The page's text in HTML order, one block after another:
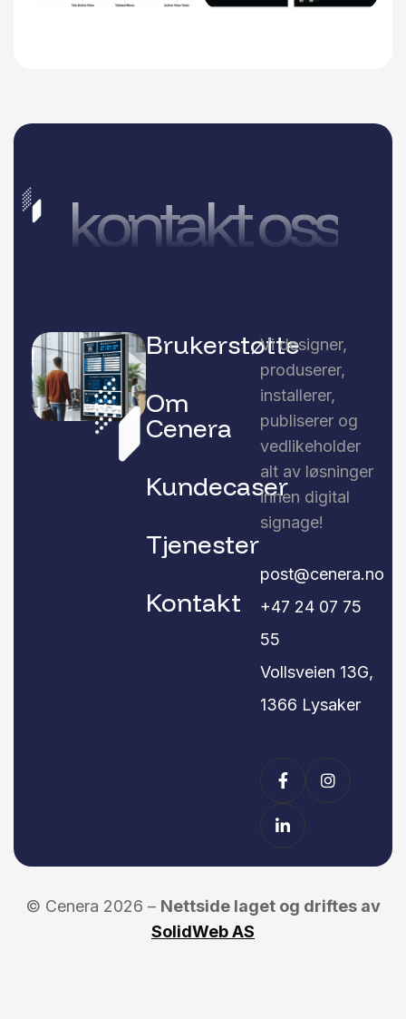
kontakt oss
Brukerstøtte
Om
Cenera
Kundecaser
Tjenester
Kontakt
Vi designer,
produserer,
installerer,
publiserer og
vedlikeholder
alt av løsninger
innen digital
signage!
post@cenera.no
+47 24 07 75
55
Vollsveien 13G,
1366 Lysaker
© Cenera 2026 – Nettside laget og driftes av
SolidWeb AS